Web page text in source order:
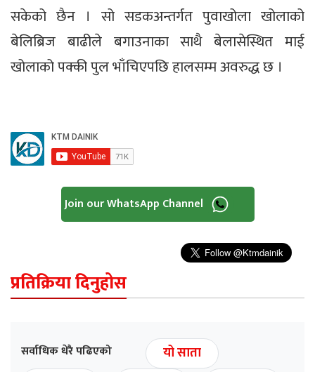
सकेको छैन । सो सडकअन्तर्गत पुवाखोला खोलाको
बेलिब्रिज बाढीले बगाउनाका साथै बेलासेस्थित माई
खोलाको पक्की पुल भाँचिएपछि हालसम्म अवरुद्ध छ ।
Join our WhatsApp Channel
प्रतिक्रिया दिनुहोस
सर्वाधिक धेरै पढिएको
यो साता